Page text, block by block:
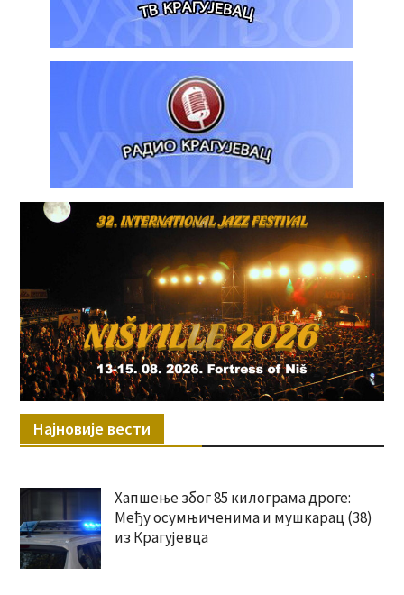
Најновије вести
Хапшење због 85 килограма дроге:
Међу осумњиченима и мушкарац (38)
из Крагујевца